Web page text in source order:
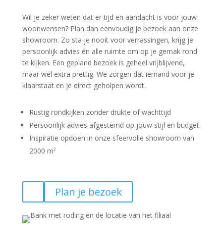
Wil je zeker weten dat er tijd en aandacht is voor jouw
woonwensen? Plan dan eenvoudig je bezoek aan onze
showroom. Zo sta je nooit voor verrassingen, krijg je
persoonlijk advies én alle ruimte om op je gemak rond
te kijken. Een gepland bezoek is geheel vrijblijvend,
maar wel extra prettig. We zorgen dat iemand voor je
klaarstaat en je direct geholpen wordt.
Rustig rondkijken zonder drukte of wachttijd
Persoonlijk advies afgestemd op jouw stijl en budget
Inspiratie opdoen in onze sfeervolle showroom van
2000 m²
Plan je bezoek